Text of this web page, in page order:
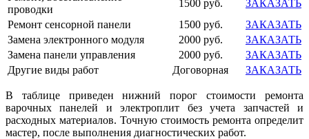
проводки
1500 руб.
ЗАКАЗАТЬ
Ремонт сенсорной панели
1500 руб.
ЗАКАЗАТЬ
Замена электронного модуля
2000 руб.
ЗАКАЗАТЬ
Замена панели управления
2000 руб.
ЗАКАЗАТЬ
Другие виды работ
Договорная ЗАКАЗАТЬ
В таблице приведен нижний порог стоимости ремонта
варочных панелей и электроплит без учета запчастей и
расходных материалов. Точную стоимость ремонта определит
мастер, после выполнения диагностических работ.